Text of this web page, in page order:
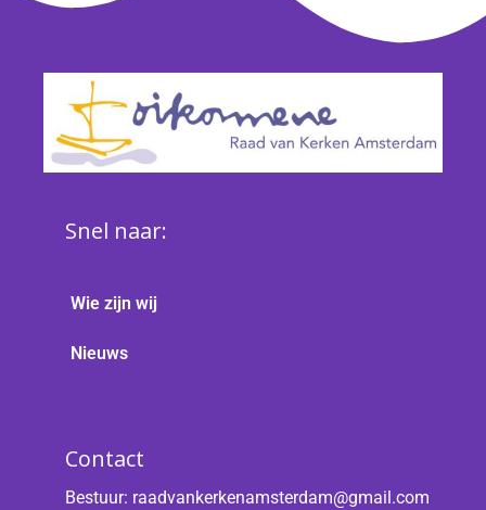
Snel naar:
Wie zijn wij
Nieuws
Contact
Bestuur: raadvankerkenamsterdam@gmail.com